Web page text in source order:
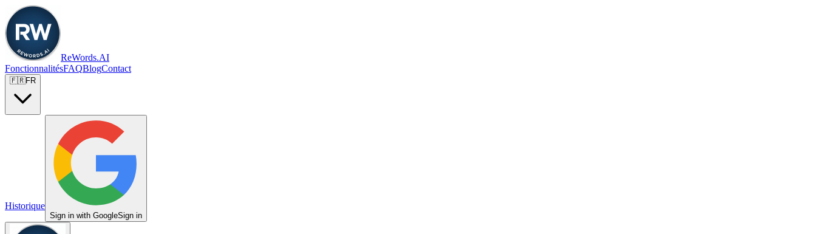
ReWords.AI
FonctionnalitésFAQBlogContact
🇫🇷FR
Historique
Sign in with GoogleSign in